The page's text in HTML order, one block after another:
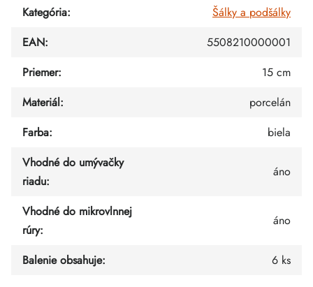
Kategória:
Šálky a podšálky
EAN:
5508210000001
Priemer:
15 cm
Materiál:
porcelán
Farba:
biela
Vhodné do umývačky
riadu:
áno
Vhodné do mikrovlnnej
rúry:
áno
Balenie obsahuje: 6 ks